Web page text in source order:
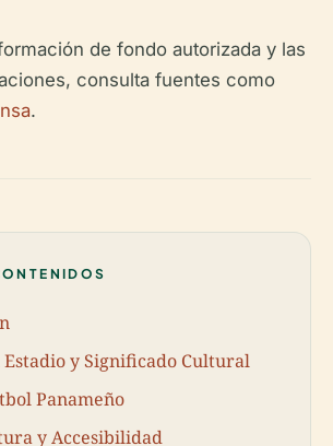
de fondo autorizada y las
consulta fuentes como
.
y Significado Cultural
Panameño
y Accesibilidad